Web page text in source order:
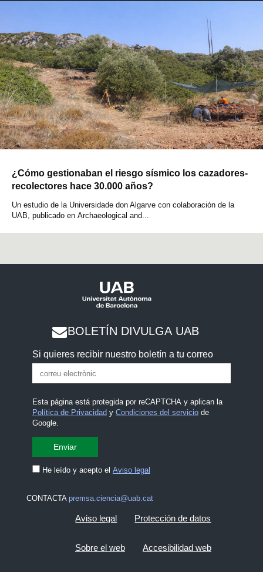
¿Cómo gestionaban el riesgo sísmico los cazadores-
recolectores hace 30.000 años?
Un estudio de la Universidade don Algarve con colaboración de la
UAB, publicado en Archaeological and...
BOLETÍN DIVULGA UAB
Si quieres recibir nuestro boletín a tu correo
Esta página está protegida por reCAPTCHA y aplican la
Política de Privacidad y Condiciones del serviciode
Google.
He leído y acepto el Aviso legal
CONTACTA premsa.ciencia@uab.cat
Aviso legal Protección de datos
Sobre el web Accesibilidad web